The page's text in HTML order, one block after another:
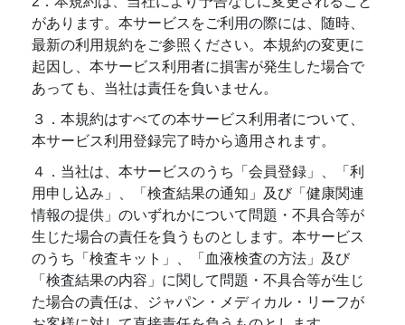
があります。本サービスをご利用の際には、随時、
最新の利用規約をご参照ください。本規約の変更に
起因し、本サービス利用者に損害が発生した場合で
あっても、当社は責任を負いません。
３．本規約はすべての本サービス利用者について、
本サービス利用登録完了時から適用されます。
４．当社は、本サービスのうち「会員登録」、「利
用申し込み」、「検査結果の通知」及び「健康関連
情報の提供」のいずれかについて問題・不具合等が
生じた場合の責任を負うものとします。本サービス
のうち「検査キット」、「血液検査の方法」及び
「検査結果の内容」に関して問題・不具合等が生じ
た場合の責任は、ジャパン・メディカル・リーフが